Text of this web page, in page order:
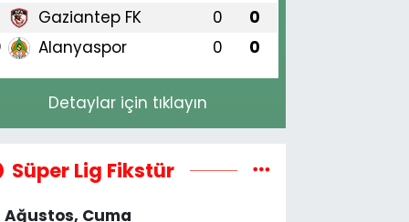
Gaziantep FK 0 0
Alanyaspor 0 0
Detaylar için tıklayın
Süper Lig Fikstür
Ağustos, Cuma